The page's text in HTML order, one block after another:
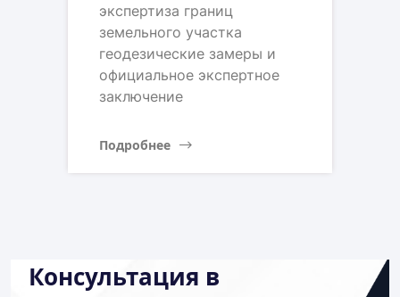
экспертиза границ
земельного участка
геодезические замеры и
официальное экспертное
заключение
Подробнее
Консультация в